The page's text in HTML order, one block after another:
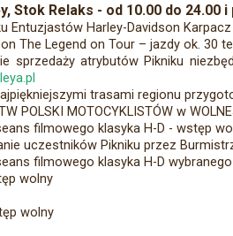
Stok Relaks - od 10.00 do 24.00 i
Entuzjastów Harley-Davidson
The Legend on Tour – jazdy ok. 30
sprzedaży atrybutów Pikniku
trasami regionu
POLSKI MOTOCYKLISTÓW w
filmowego klasyka H-D - wstęp
uczestników Pikniku przez
filmowego klasyka H-D
wolny
wolny